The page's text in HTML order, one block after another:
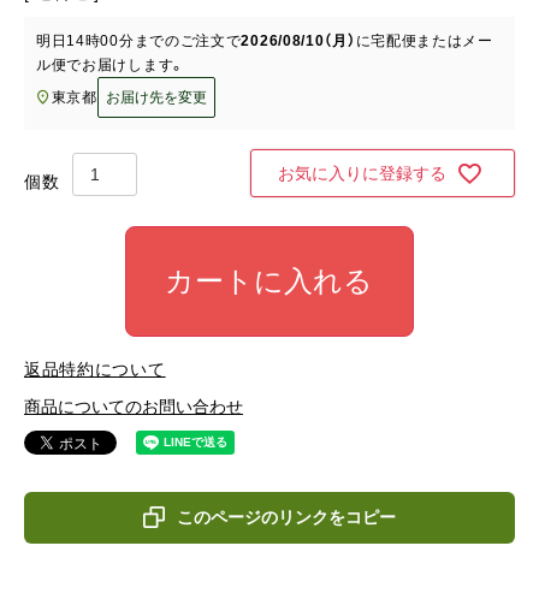
明日 14時00分 までのご注文で2026/08/10（月） に宅配便またはメー
ル便でお届けします。
東京都
お届け先を変更
お気に入りに登録する
カートに入れる
返品特約について
商品についてのお問い合わせ
このページのリンクをコピー